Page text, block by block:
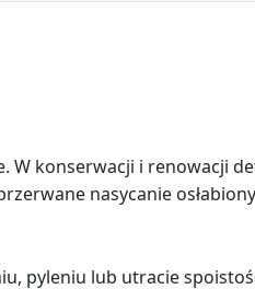
konserwacji i renowacji
nasycanie
pyleniu lub utracie